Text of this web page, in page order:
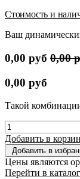
Стоимость и
Ваш
0,00 руб 0,00
0,00 руб
Такой
Добавить в
Добавить в
Цены являются
Перейти в